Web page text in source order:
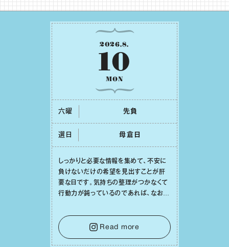
2026.8.
10
MON
六曜 先負
選日 ⺟倉⽇
しっかりと必要な情報を集めて、不安に
負けないだけの希望を⾒出すことが肝
要な⽇です。気持ちの整理がつかなくて
⾏動⼒が鈍っているのであれば、なおさ
を踏み出すのに役⽴つはず。また、広い
意味での「癒し」や「治療」が必要な⽇で
もあり、特に⼈間関係の改善は課題の⼀
Read more